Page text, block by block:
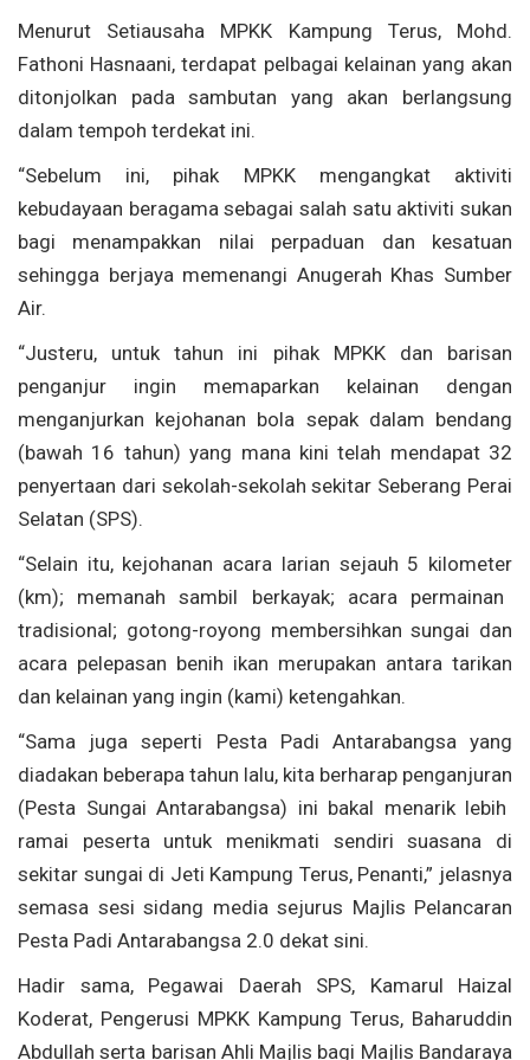
Menurut
Setiausaha MPKK Kampung Terus, Mohd.
Fathoni Hasnaani,terdapat pelbagai kelainan yang akan
ditonjolkan padasambutan yang akan
berlangsung
dalam tempoh terdekat ini.
“Sebelum ini, pihakMPKK mengangkat
aktiviti
kebudayaan beragama sebagai salah satu aktiviti sukan
bagi menampakkan nilai perpaduan dan kesatuan
sehingga berjaya memenangi Anugerah Khas Sumber
Air.
“Justeru, untuk tahun ini pihakMPKK dan barisan
penganjur
ingin memaparkan kelainan
dengan
menganjurkan kejohanan bola sepak dalam bendang
(bawah 16 tahun)yang mana kini telah mendapat32
penyertaan dari sekolah-sekolah sekitar Seberang Perai
Selatan (SPS).
“Selain itu, kejohanan acara larian sejauh 5 kilometer
(km); memanah sambil berkayak; acara permainan
tradisional; gotong-royong membersihkan sungai dan
acara pelepasan benih ikan merupakan antara tarikan
dan kelainan yang ingin (kami) ketengahkan.
“Sama jugaseperti Pesta Padi Antarabangsayang
diadakan beberapa tahun lalu, kita berharap penganjuran
(Pesta SungaiAntarabangsa) ini bakal menarik lebih
ramai
peserta untuk menikmati sendiri suasana di
sekitar sungai di Jeti Kampung Terus, Penanti,” jelasnya
semasa sesi sidang media sejurus Majlis Pelancaran
Pesta Padi Antarabangsa 2.0 dekat sini.
Hadir sama, Pegawai Daerah SPS, Kamarul Haizal
Koderat, Pengerusi MPKK Kampung Terus, Baharuddin
Abdullahserta barisan Ahli Majlis bagi Majlis Bandaraya